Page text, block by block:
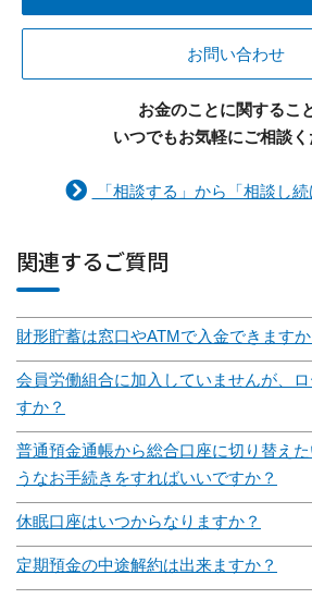
お問い合わせ
お金のことに関するこ
いつでもお気軽にご相談く
「相談する」から「相談し続
関連するご質問
財形貯蓄は窓口やATMで入金できますか
会員労働組合に加入していませんが、
すか？
普通預金通帳から総合口座に切り替え
うなお手続きをすればいいですか？
休眠口座はいつからなりますか？
定期預金の中途解約は出来ますか？